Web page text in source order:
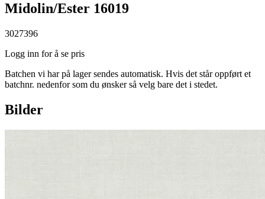
Midolin/Ester 16019
3027396
Logg inn for å se pris
Batchen vi har på lager sendes automatisk. Hvis det står oppført et
batchnr. nedenfor som du ønsker så velg bare det i stedet.
Bilder